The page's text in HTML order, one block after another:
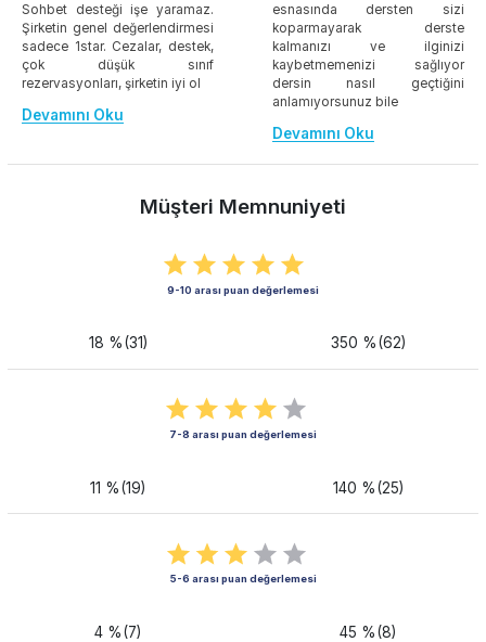
Sohbet desteği işe yaramaz.
Şirketin genel değerlendirmesi
sadece 1star. Cezalar, destek,
çok düşük sınıf
rezervasyonları, şirketin iyi ol
Devamını Oku
esnasında dersten sizi
koparmayarak derste
kalmanızı ve ilginizi
kaybetmemenizi sağlıyor
dersin nasıl geçtiğini
anlamıyorsunuz bile
Devamını Oku
Müşteri Memnuniyeti
9-10 arası puan değerlemesi
18 %(31) 350 %(62)
7-8 arası puan değerlemesi
11 %(19) 140 %(25)
5-6 arası puan değerlemesi
4 %(7) 45 %(8)